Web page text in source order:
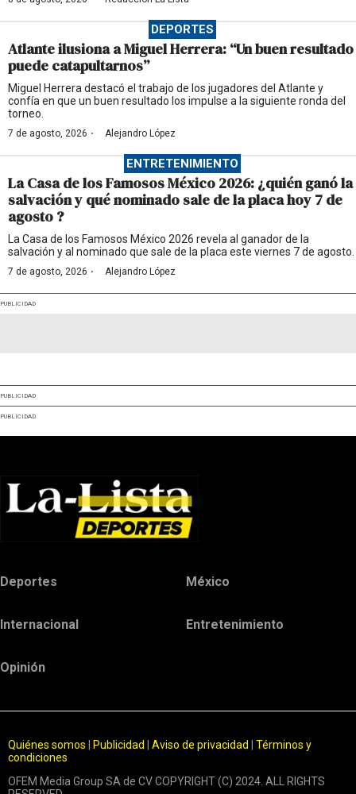
DEPORTES
Atlante ilusiona a Miguel Herrera: “Un buen resultado
puede catapultarnos”
Miguel Herrera destacó el trabajo de los jugadores del Atlante y
confía en que un buen resultado los impulse a la siguiente ronda del
torneo.
7 de agosto, 2026 · Alejandro López
ENTRETENIMIENTO
La Casa de los Famosos México 2026: ¿quién ganó la
salvación y qué nominado sale de la placa hoy 7 de
agosto ?
La Casa de los Famosos México 2026 revela al ganador de la
salvación y al nominado que sale de la placa este viernes 7 de agosto.
7 de agosto, 2026 · Alejandro López
PUBLICIDAD
PUBLICIDAD
PUBLICIDAD
Deportes México
Internacional Entretenimiento
Opinión
Quiénes somos Publicidad Aviso de privacidad
Términos y
condiciones
OFEM Media Group SA de CV COPYRIGHT (C) 2024. ALL RIGHTS